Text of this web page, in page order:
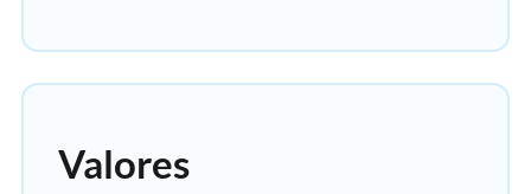
Valores